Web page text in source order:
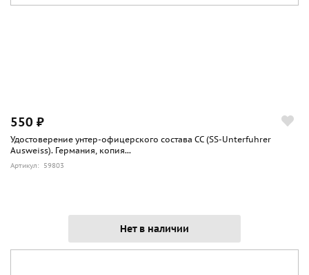
550 ₽
Удостоверение унтер-офицерского состава СС (SS-Unterfuhrer
Ausweiss). Германия, копия...
Артикул: 59803
Нет в наличии